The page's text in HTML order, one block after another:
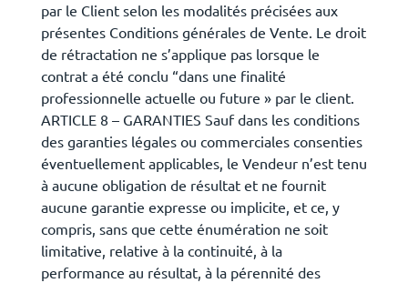
par le Client selon les modalités précisées aux
présentes Conditions générales de Vente. Le droit
de rétractation ne s’applique pas lorsque le
contrat a été conclu “dans une finalité
professionnelle actuelle ou future » par le client.
ARTICLE 8 – GARANTIES Sauf dans les conditions
des garanties légales ou commerciales consenties
éventuellement applicables, le Vendeur n’est tenu
à aucune obligation de résultat et ne fournit
aucune garantie expresse ou implicite, et ce, y
compris, sans que cette énumération ne soit
limitative, relative à la continuité, à la
performance au résultat, à la pérennité des